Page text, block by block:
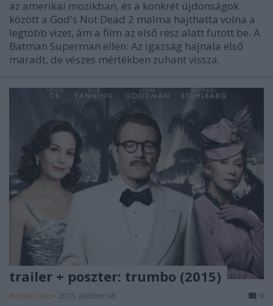
az amerikai mozikban, és a konkrét újdonságok
között a God's Not Dead 2 malma hajthatta volna a
legtöbb vizet, ám a film az első rész alatt futott be. A
Batman Superman ellen: Az igazság hajnala első
maradt, de vészes mértékben zuhant vissza.
trailer + poszter: trumbo (2015)
Richter Géza • 2015. október 08. 0